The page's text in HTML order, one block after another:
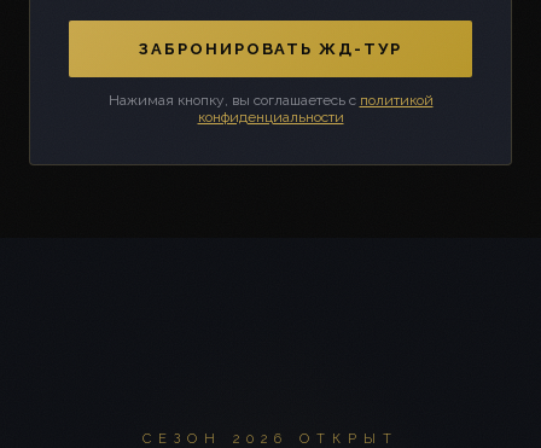
ЗАБРОНИРОВАТЬ ЖД-ТУР
Нажимая кнопку, вы соглашаетесь с политикой
конфиденциальности
СЕЗОН 2026 ОТКРЫТ